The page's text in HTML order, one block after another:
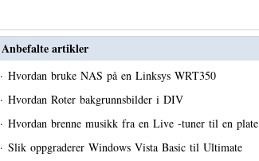
Anbefalte artikler
· Hvordan bruke NAS på en Linksys WRT350
· Hvordan Roter bakgrunnsbilder i DIV
· Hvordan brenne musikk fra en Live -tuner til en plate
· Slik oppgraderer Windows Vista Basic til Ultimate